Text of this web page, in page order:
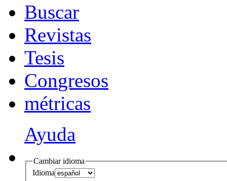
Buscar
Revistas
Tesis
Congresos
métricas
Ayuda
Cambiar idioma
Idioma